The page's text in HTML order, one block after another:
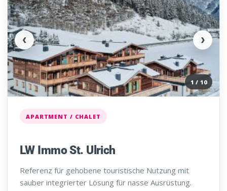
‹ ›
1 / 10
APARTMENT / CHALET
LW Immo St. Ulrich
Referenz für gehobene touristische Nutzung mit
sauber integrierter Lösung für nasse Ausrüstung.